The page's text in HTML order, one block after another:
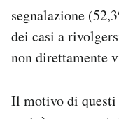
segnalazione
dei casi a
non direttamente
Il motivo di